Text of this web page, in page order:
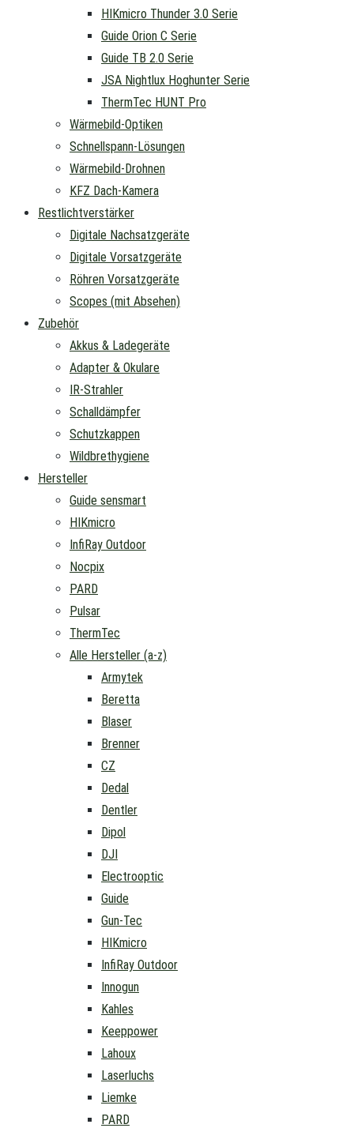
HIKmicro Thunder 3.0 Serie
Guide Orion C Serie
Guide TB 2.0 Serie
JSA Nightlux Hoghunter Serie
ThermTec HUNT Pro
Wärmebild-Optiken
Schnellspann-Lösungen
Wärmebild-Drohnen
KFZ Dach-Kamera
Restlichtverstärker
Digitale Nachsatzgeräte
Digitale Vorsatzgeräte
Röhren Vorsatzgeräte
Scopes (mit Absehen)
Zubehör
Akkus & Ladegeräte
Adapter & Okulare
IR-Strahler
Schalldämpfer
Schutzkappen
Wildbrethygiene
Hersteller
Guide sensmart
HIKmicro
InfiRay Outdoor
Nocpix
PARD
Pulsar
ThermTec
Alle Hersteller (a-z)
Armytek
Beretta
Blaser
Brenner
CZ
Dedal
Dentler
Dipol
DJI
Electrooptic
Guide
Gun-Tec
HIKmicro
InfiRay Outdoor
Innogun
Kahles
Keeppower
Lahoux
Laserluchs
Liemke
PARD